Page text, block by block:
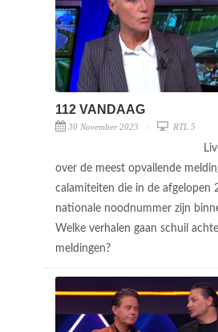
112 VANDAAG
30 November 2023 RTL 5
over de meest opvallende
calamiteiten die in de afgelopen
nationale noodnummer zijn
Welke verhalen gaan schuil
meldingen?